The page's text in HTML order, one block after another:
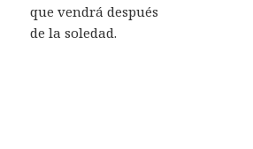
que vendrá después
de la soledad.